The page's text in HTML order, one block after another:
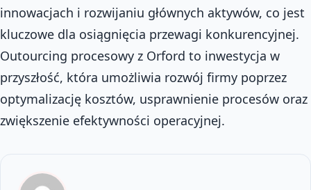
innowacjach i rozwijaniu głównych aktywów, co jest
kluczowe dla osiągnięcia przewagi konkurencyjnej.
Outourcing procesowy z Orford to inwestycja w
przyszłość, która umożliwia rozwój firmy poprzez
optymalizację kosztów, usprawnienie procesów oraz
zwiększenie efektywności operacyjnej.